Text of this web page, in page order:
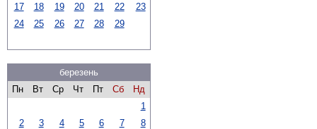
17
18 19 20 21 22
23
24
25 26 27 28 29
березень
Пн
Вт Ср Чт Пт Сб
Нд
1
2
3 4 5 6 7
8